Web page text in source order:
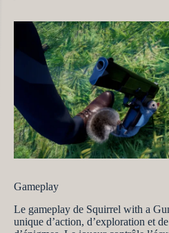
Gameplay
Le gameplay de Squirrel with a
unique d’action, d’exploration et